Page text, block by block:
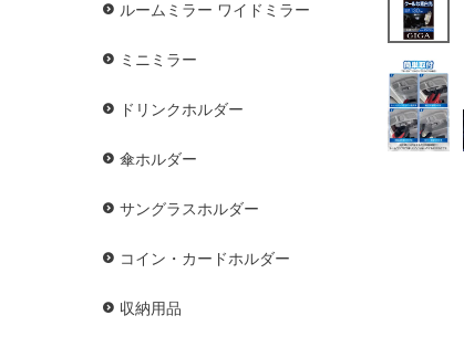
ルームミラー ワイドミラー
ミニミラー
ドリンクホルダー
傘ホルダー
サングラスホルダー
コイン・カードホルダー
収納用品